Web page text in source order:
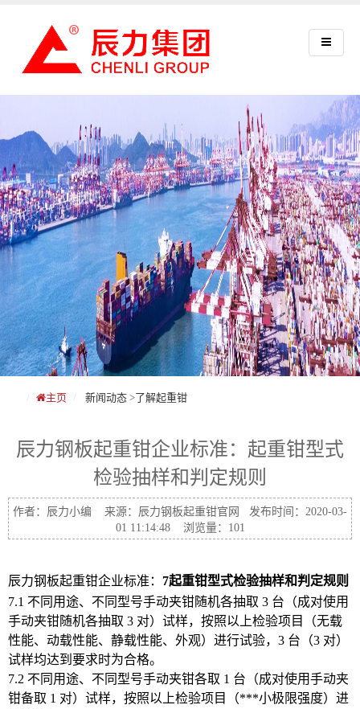
主页 新闻动态 >了解起重钳
辰力钢板起重钳企业标准：起重钳型式
检验抽样和判定规则
作者：辰力小编 来源：辰力钢板起重钳官网 发布时间：2020-03-
01 11:14:48 浏览量：101
辰力钢板起重钳企业标准： 7起重钳型式检验抽样和判定规则
7.1 不同用途、不同型号手动夹钳随机各抽取 3 台（成对使用
手动夹钳随机各抽取 3 对）试样，按照以上检验项目（无载
性能、动载性能、静载性能、外观）进行试验，3 台（3 对）
试样均达到要求时为合格。
7.2 不同用途、不同型号手动夹钳各取 1 台（成对使用手动夹
钳备取 1 对）试样，按照以上检验项目（***小极限强度）进